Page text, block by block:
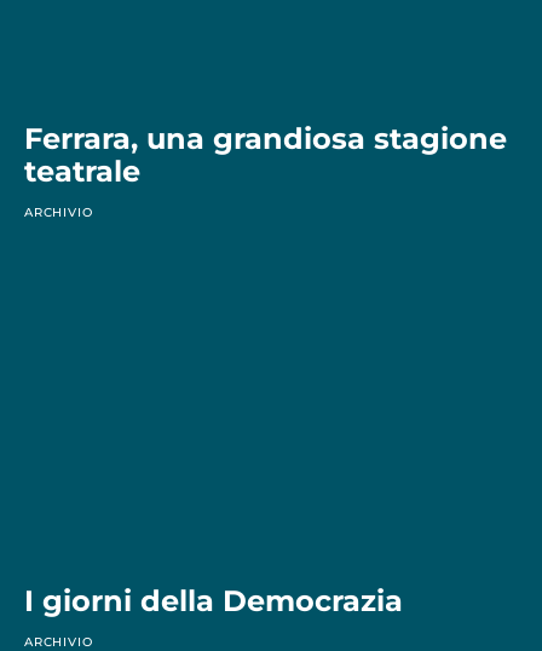
Ferrara, una grandiosa stagione
teatrale
ARCHIVIO
I giorni della Democrazia
ARCHIVIO